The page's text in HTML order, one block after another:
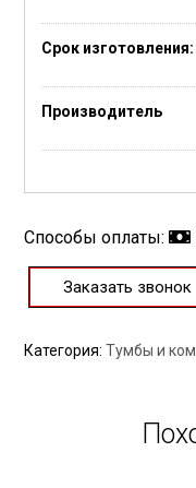
Срок изготовления:
Производитель
Способы оплаты:
Заказать звонок
Категория: Тумбы и